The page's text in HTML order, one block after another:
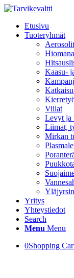
Etusivu
Tuoteryhmät
Kaasu-
Viilat
Levyt ja
Liimat,
Mirkan
Yritys
Yhteystiedot
Search
Menu Menu
0Shopping